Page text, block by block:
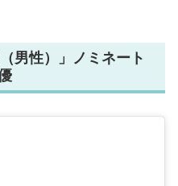
男性）」ノミネート